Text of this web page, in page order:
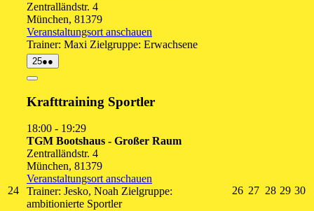
Zentralländstr. 4
München, 81379
Veranstaltungsort anschauen
Trainer: Maxi Zielgruppe: Erwachsene
2424.
August
2525.
August
●●
Veranstaltungen)
Close
Krafttraining Sportler
18:00 - 19:29
TGM Bootshaus - Großer Raum
Zentralländstr. 4
München, 81379
Veranstaltungsort anschauen
Trainer: Jesko, Noah Zielgruppe:
ambitionierte Sportler
2626.
2727.
2828.
2929.
30